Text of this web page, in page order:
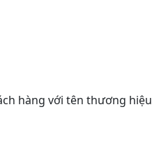
hàng với tên thương hiệu